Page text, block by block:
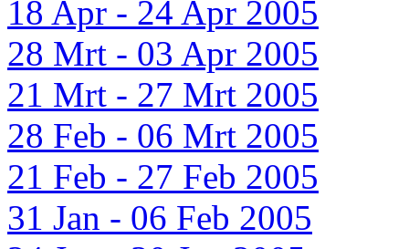
18 Apr - 24 Apr 2005
28 Mrt - 03 Apr 2005
21 Mrt - 27 Mrt 2005
28 Feb - 06 Mrt 2005
21 Feb - 27 Feb 2005
31 Jan - 06 Feb 2005